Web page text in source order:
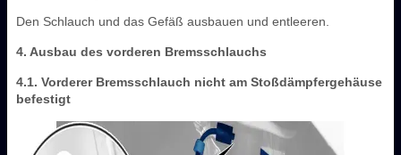
Den Schlauch und das Gefäß ausbauen und entleeren.
4. Ausbau des vorderen Bremsschlauchs
4.1. Vorderer Bremsschlauch nicht am Stoßdämpfergehäuse
befestigt